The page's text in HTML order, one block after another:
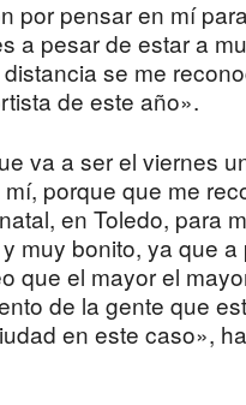
por pensar en mí
a pesar de estar a
se me
de este año».
va a ser el viernes
porque que me
en Toledo, para
muy bonito, ya que a
que el mayor el
de la gente que
en este caso», ha